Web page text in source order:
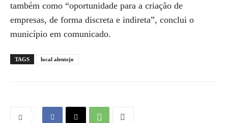
também como “oportunidade para a criação de
empresas, de forma discreta e indireta”, conclui o
município em comunicado.
TAGS local alentejo